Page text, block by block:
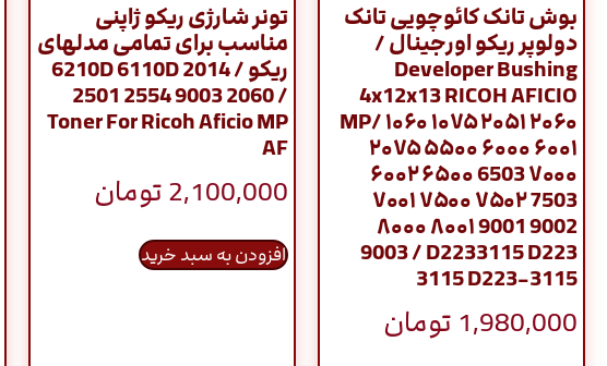
بوش تانک کائوچویی تانک
دولوپر ریکو اورجینال /
Developer Bushing
4x12x13 RICOH AFICIO
MP/ ۱۰۶۰ ۱۰۷۵ ۲۰۵۱ ۲۰۶۰
۲۰۷۵ ۵۵۰۰ ۶۰۰۰ ۶۰۰۱
۶۰۰۲ ۶۵۰۰ 6503 ۷۰۰۰
۷۰۰۱ ۷۵۰۰ ۷۵۰۲ 7503
۸۰۰۰ ۸۰۰۱ 9001 9002
9003 / D2233115 D223
3115 D223-3115
1,980,000 تومان
تونر شارژی ریکو ژاپنی
مناسب برای تمامی مدلهای
ریکو / 6210D 6110D 2014
2501 2554 9003 2060 /
Toner For Ricoh Aficio MP
AF
2,100,000تومان
افزودن به سبد خرید